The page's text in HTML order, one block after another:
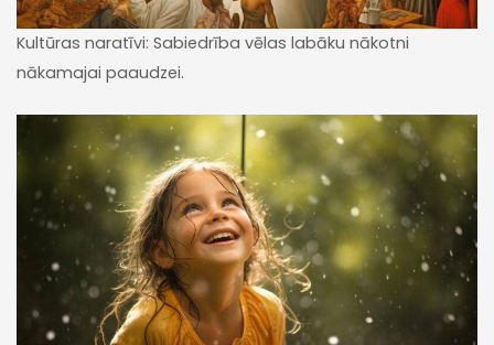
Kultūras naratīvi: Sabiedrība vēlas labāku nākotni
nākamajai paaudzei.